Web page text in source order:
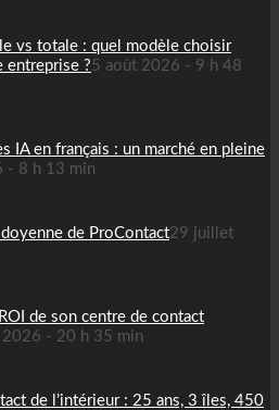
vs totale : quel modèle choisir
entreprise ?5 août 2026 - 9 h 48
IA en français : un marché en pleine
- 8 h 13 min
de ProContact29 juillet
de son centre de contact
- 20 h 35 min
de l’intérieur : 25 ans, 3 îles, 450